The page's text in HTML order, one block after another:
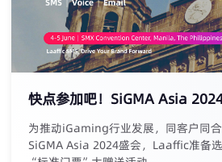
快点参加吧！SiGMA Asia 2024
为推动iGaming行业发展，同客户同
SiGMA Asia 2024盛会，Laaffic准备